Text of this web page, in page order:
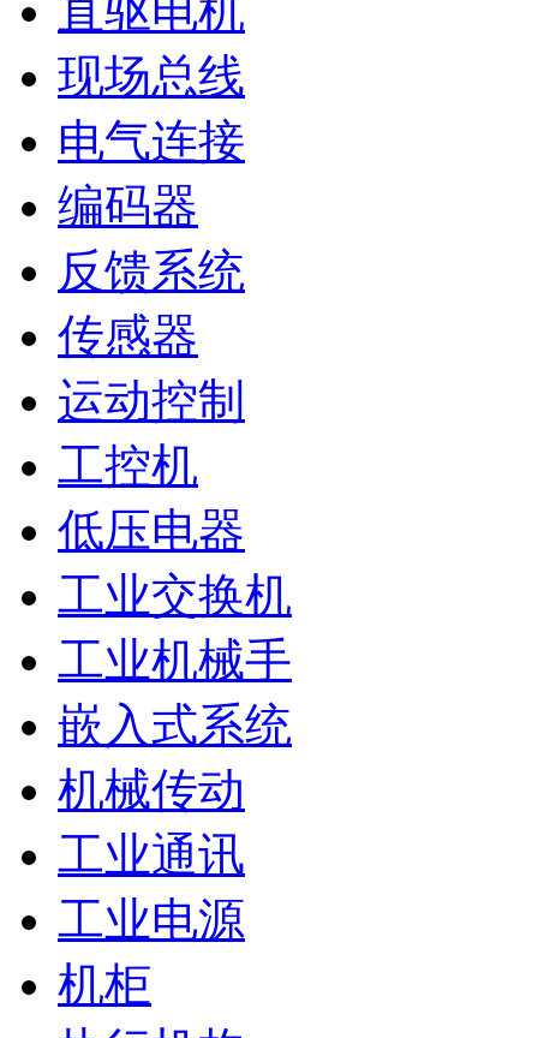
直驱电机
现场总线
电气连接
编码器
反馈系统
传感器
运动控制
工控机
低压电器
工业交换机
工业机械手
嵌入式系统
机械传动
工业通讯
工业电源
机柜